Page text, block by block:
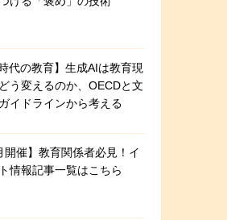
時代の教育】生成AIは教育現
う変えるのか、OECDと文
イドラインから考える
開催】教育関係者必見！イ
情報記事一覧はこちら